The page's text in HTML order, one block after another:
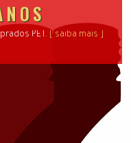
PET. [ saiba mais ]